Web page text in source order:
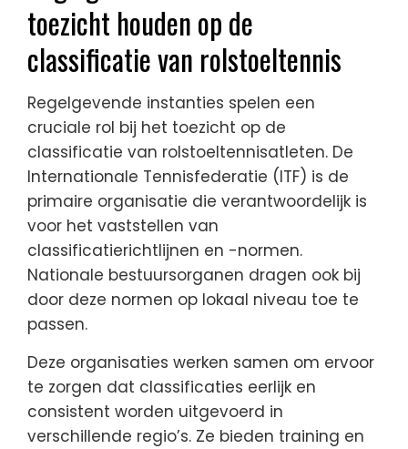
toezicht houden op de
classificatie van rolstoeltennis
Regelgevende instanties spelen een
cruciale rol bij het toezicht op de
classificatie van rolstoeltennisatleten. De
Internationale Tennisfederatie (ITF) is de
primaire organisatie die verantwoordelijk is
voor het vaststellen van
classificatierichtlijnen en -normen.
Nationale bestuursorganen dragen ook bij
door deze normen op lokaal niveau toe te
passen.
Deze organisaties werken samen om ervoor
te zorgen dat classificaties eerlijk en
consistent worden uitgevoerd in
verschillende regio’s. Ze bieden training en